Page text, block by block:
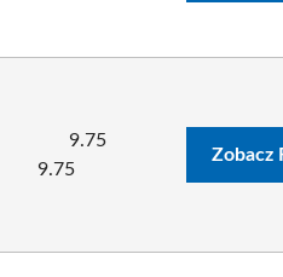
9.75
9.75
Zobacz